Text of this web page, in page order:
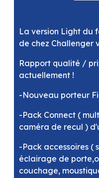
La version Light du
de chez Challenger
Rapport qualité /
actuellement !
-Nouveau porteur
-Pack Connect (
caméra de recul )
-Pack accessoires (
éclairage de
couchage,